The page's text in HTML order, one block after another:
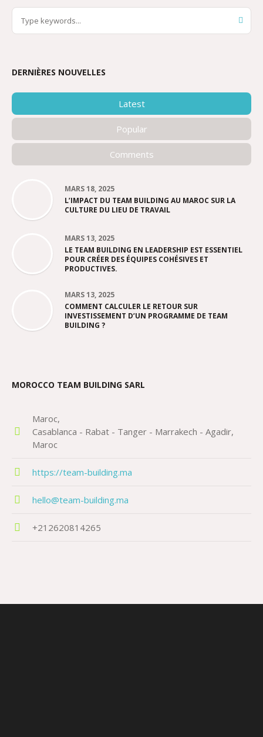
DERNIÈRES NOUVELLES
Latest
Popular
Comments
MARS 18, 2025
L’IMPACT DU TEAM BUILDING AU MAROC SUR LA
CULTURE DU LIEU DE TRAVAIL
MARS 13, 2025
LE TEAM BUILDING EN LEADERSHIP EST ESSENTIEL
POUR CRÉER DES ÉQUIPES COHÉSIVES ET
PRODUCTIVES.
MARS 13, 2025
COMMENT CALCULER LE RETOUR SUR
INVESTISSEMENT D’UN PROGRAMME DE TEAM
BUILDING ?
MOROCCO TEAM BUILDING SARL
Maroc
Casablanca - Rabat - Tanger - Marrakech - Agadir
Maroc
https://team-building.ma
hello@team-building.ma
+212620814265